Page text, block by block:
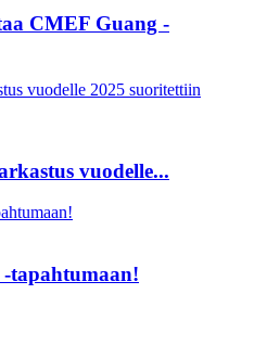
CMEF Guang -
vuodelle...
tapahtumaan!